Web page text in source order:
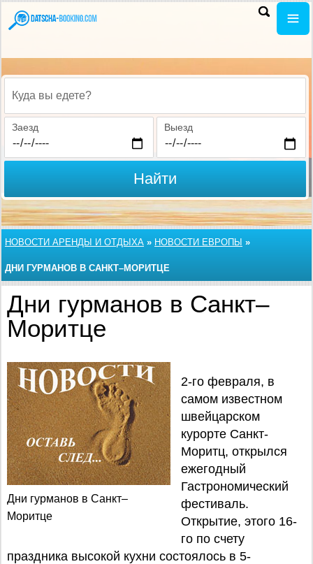
Куда вы едете?
Заезд Выезд
Найти
НОВОСТИ АРЕНДЫ И ОТДЫХА » НОВОСТИ ЕВРОПЫ »
ДНИ ГУРМАНОВ В САНКТ–МОРИТЦЕ
Дни гурманов в Санкт–
Моритце
Дни гурманов в Санкт–
Моритце
2-го февраля, в
самом известном
швейцарском
курорте Санкт-
Моритц, открылся
ежегодный
Гастрономический
фестиваль.
Открытие, этого 16-
го по счету
праздника высокой кухни состоялось в 5-